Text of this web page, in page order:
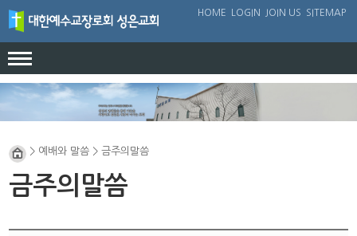
HOME LOGIN JOIN US SITEMAP
교회안내
인사말
교회연혁
담임목사님소개
예배안내
금주의 말씀
교회소식
교회앨범
> 예배와 말씀 > 금주의말씀
금주의말씀